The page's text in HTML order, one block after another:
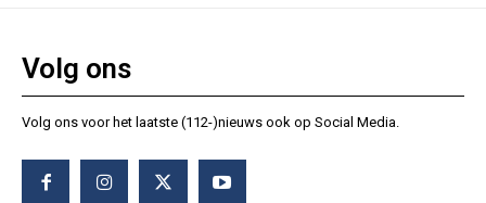
Volg ons
Volg ons voor het laatste (112-)nieuws ook op Social Media.